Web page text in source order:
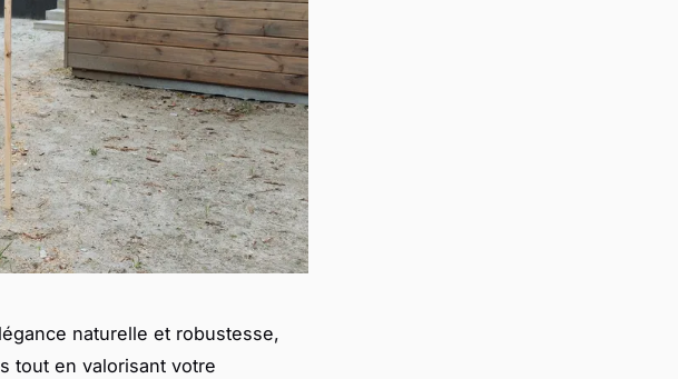
naturelle et robustesse,
tout en valorisant votre